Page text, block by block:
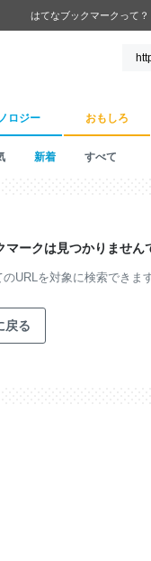
はてなブックマークって？
ロジー おもしろ
新着 すべて
マークは見つかりません
のURLを対象に検索できま
戻る